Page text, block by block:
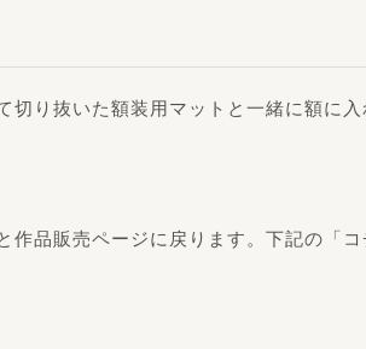
切り抜いた額装用マットと一緒に額に
作品販売ページに戻ります。下記の「コ